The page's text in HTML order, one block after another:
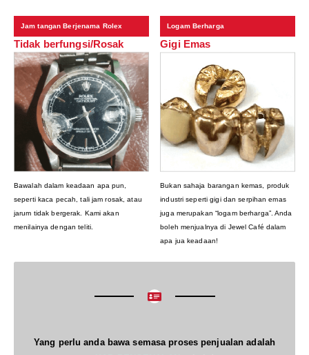
Jam tangan Berjenama Rolex
Tidak berfungsi/Rosak
Bawalah dalam keadaan apa pun,
seperti kaca pecah, tali jam rosak, atau
jarum tidak bergerak. Kami akan
menilainya dengan teliti.
Logam Berharga
Gigi Emas
Bukan sahaja barangan kemas, produk
industri seperti gigi dan serpihan emas
juga merupakan “logam berharga”. Anda
boleh menjualnya di Jewel Café dalam
apa jua keadaan!
Yang perlu anda bawa semasa proses penjualan adalah